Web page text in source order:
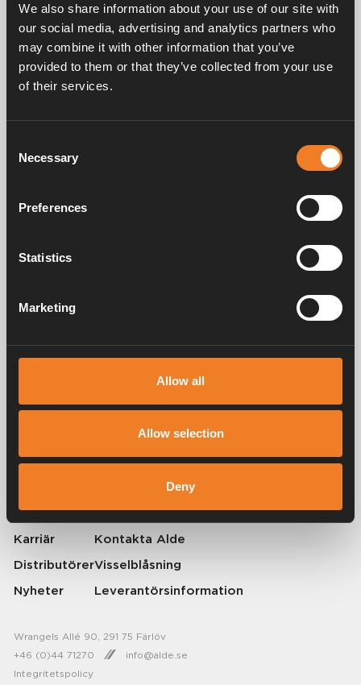
We also share information about your use of our site with
our social media, advertising and analytics partners who
may combine it with other information that you’ve
provided to them or that they’ve collected from your use
of their services.
Selection
Necessary
Preferences
Statistics
Marketing
Allow all
Allow selection
Deny
Passar Compact 3000 samt 3010 t.o.m. serienr.
91458.
Frågor & svar
värmesystem för husbilar och husvagnar. Redan då förstod vi hur
viktigt det är att ta med sig hemmets komfort på resan. Med Alde känns
© 2026 Alde International Systems AB | Part ofTruma Group
Om Alde
Karriär
Distributörer
Nyheter
Press
Kontakta Alde
Visselblåsning
Leverantörsinformation
Integritetspolicy
Wrangels Allé 90, 291 75 Färlöv
+46 (0)44 71270
info@alde.se